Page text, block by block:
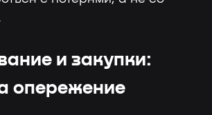
и закупки:
опережение